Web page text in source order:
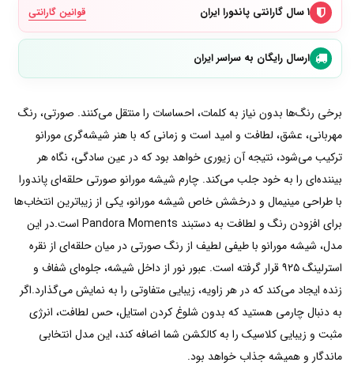
۱ سال گارانتی پاندورا ایران قوانین گارانتی
ارسال رایگان به سراسر ایران
برخی رنگ‌ها بدون نیاز به کلمات، احساسات را منتقل می‌کنند. صورتی، رنگ
مهربانی، عشق، لطافت و امید است و زمانی که با هنر شیشه‌گری مورانو
ترکیب می‌شود، نتیجه آن زیوری خواهد بود که در عین سادگی، نگاه هر
بیننده‌ای را به خود جلب می‌کند. چارم شیشه مورانو صورتی حلقه‌ای پاندورا
با طراحی مینیمال و درخشش خاص شیشه مورانو، یکی از زیباترین انتخاب‌ها
برای افزودن رنگ و لطافت به دستبند Pandora Moments است.در این
مدل، شیشه مورانو با طیفی لطیف از رنگ صورتی در میان حلقه‌ای از نقره
استرلینگ ۹۲۵ قرار گرفته است. عبور نور از داخل شیشه، جلوه‌ای شفاف و
زنده ایجاد می‌کند که در هر زاویه، زیبایی متفاوتی را به نمایش می‌گذارد.اگر
به دنبال چارمی هستید که بدون شلوغ کردن استایل، حس لطافت، انرژی
مثبت و زیبایی کلاسیک را به کالکشن شما اضافه کند، این مدل انتخابی
ماندگار و همیشه جذاب خواهد بود.